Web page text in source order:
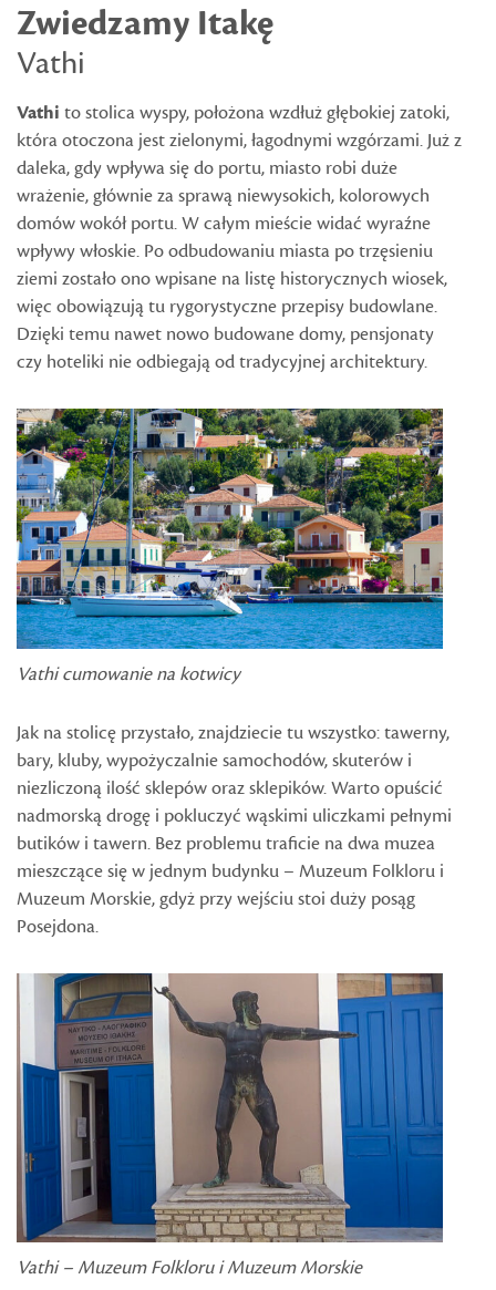
Zwiedzamy Itakę
Vathi
Vathi to stolica wyspy, położona wzdłuż głębokiej zatoki,
która otoczona jest zielonymi, łagodnymi wzgórzami. Już z
daleka, gdy wpływa się do portu, miasto robi duże
wrażenie, głównie za sprawą niewysokich, kolorowych
domów wokół portu. W całym mieście widać wyraźne
wpływy włoskie. Po odbudowaniu miasta po trzęsieniu
ziemi zostało ono wpisane na listę historycznych wiosek,
więc obowiązują tu rygorystyczne przepisy budowlane.
Dzięki temu nawet nowo budowane domy, pensjonaty
czy hoteliki nie odbiegają od tradycyjnej architektury.
Vathi cumowanie na kotwicy
Jak na stolicę przystało, znajdziecie tu wszystko: tawerny,
bary, kluby, wypożyczalnie samochodów, skuterów i
niezliczoną ilość sklepów oraz sklepików. Warto opuścić
nadmorską drogę i pokluczyć wąskimi uliczkami pełnymi
butików i tawern. Bez problemu traficie na dwa muzea
mieszczące się w jednym budynku – Muzeum Folkloru i
Muzeum Morskie, gdyż przy wejściu stoi duży posąg
Posejdona.
Vathi – Muzeum Folkloru i Muzeum Morskie